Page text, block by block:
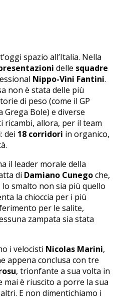
spazio all’Italia. Nella
delle squadre
Nippo-Vini Fantini.
non è stata delle più
di peso (come il GP
Grega Bole) e diverse
allora, per il team
: dei 18 corridori in organico,
il leader morale della
di Damiano Cunegoche,
smalto non sia più quello
la chioccia per i più
per le salite,
zampata sia stata
i velocisti Nicolas Marini,
appena conclusa con tre
, trionfante a sua volta in
mai è riuscito a porre la sua
E non dimentichiamo i